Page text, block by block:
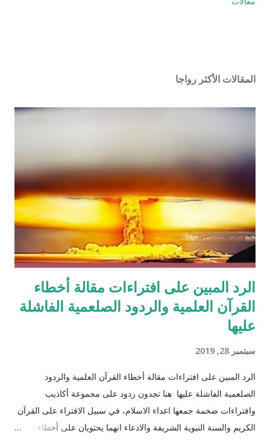
المقالات الأكثر رواجا
الرد المبين على افتراءات مقالة أخطاء
القرآن العلمية والردود الصلعمية الفاشلة
عليها
سبتمبر 28, 2019
الرد المبين على افتراءات مقالة أخطاء القرآن العلمية والردود
الصلعمية الفاشلة عليها هنا تجدون ردود على مجموعة أكاذيب
وافتراءات ضخمة جمعها اعداء الاسلام، في سبيل الافتراء على القرآن
الكريم والسنة النبوية الشريفة والادعاء انهما يحتويان على أخطاء